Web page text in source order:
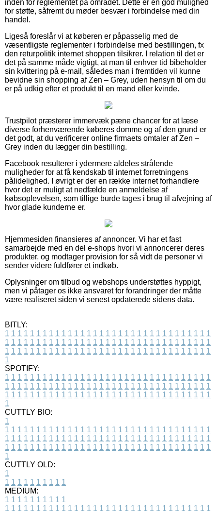
inden for reglementet på området. Dette er en god mulighed
for støtte, såfremt du møder besvær i forbindelse med din
handel.
Ligeså foreslår vi at køberen er påpasselig med de
væsentligste reglementer i forbindelse med bestillingen, fx
den returpolitik internet shoppen tilsikrer. I relation til det er
det på samme måde vigtigt, at man til enhver tid bibeholder
sin kvittering på e-mail, således man i fremtiden vil kunne
bevidne sin shopping af Zen – Grey, uden hensyn til om du
er på udkig efter et produkt til en mand eller kvinde.
Trustpilot præsterer immervæk pæne chancer for at læse
diverse forhenværende køberes domme og af den grund er
det godt, at du verificerer online firmaets omtaler af Zen –
Grey inden du lægger din bestilling.
Facebook resulterer i ydermere aldeles strålende
muligheder for at få kendskab til internet forretningens
pålidelighed. I øvrigt er der en række internet forhandlere
hvor det er muligt at nedfælde en anmeldelse af
købsoplevelsen, som tillige burde tages i brug til afvejning af
hvor glade kunderne er.
Hjemmesiden finansieres af annoncer. Vi har et fast
samarbejde med en del e-shops hvori vi annoncerer deres
produkter, og modtager provision for så vidt de personer vi
sender videre fuldfører et indkøb.
Oplysninger om tilbud og webshops understøttes hyppigt,
men vi påtager os ikke ansvaret for forandringer der måtte
være realiseret siden vi senest opdaterede sidens data.
BITLY:
1 1 1 1 1 1 1 1 1 1 1 1 1 1 1 1 1 1 1 1 1 1 1 1 1 1 1 1 1 1 1 1 1
1 1 1 1 1 1 1 1 1 1 1 1 1 1 1 1 1 1 1 1 1 1 1 1 1 1 1 1 1 1 1 1 1
1 1 1 1 1 1 1 1 1 1 1 1 1 1 1 1 1 1 1 1 1 1 1 1 1 1 1 1 1 1 1 1 1
1
SPOTIFY:
1 1 1 1 1 1 1 1 1 1 1 1 1 1 1 1 1 1 1 1 1 1 1 1 1 1 1 1 1 1 1 1 1
1 1 1 1 1 1 1 1 1 1 1 1 1 1 1 1 1 1 1 1 1 1 1 1 1 1 1 1 1 1 1 1 1
1 1 1 1 1 1 1 1 1 1 1 1 1 1 1 1 1 1 1 1 1 1 1 1 1 1 1 1 1 1 1 1 1
1
CUTTLY BIO:
1
1 1 1 1 1 1 1 1 1 1 1 1 1 1 1 1 1 1 1 1 1 1 1 1 1 1 1 1 1 1 1 1 1
1 1 1 1 1 1 1 1 1 1 1 1 1 1 1 1 1 1 1 1 1 1 1 1 1 1 1 1 1 1 1 1 1
1 1 1 1 1 1 1 1 1 1 1 1 1 1 1 1 1 1 1 1 1 1 1 1 1 1 1 1 1 1 1 1 1
1
CUTTLY OLD:
1
1 1 1 1 1 1 1 1 1 1
MEDIUM:
1 1 1 1 1 1 1 1 1 1
1 1 1 1 1 1 1 1 1 1 1 1 1 1 1 1 1 1 1 1 1 1 1 1 1 1 1 1 1 1 1 1 1